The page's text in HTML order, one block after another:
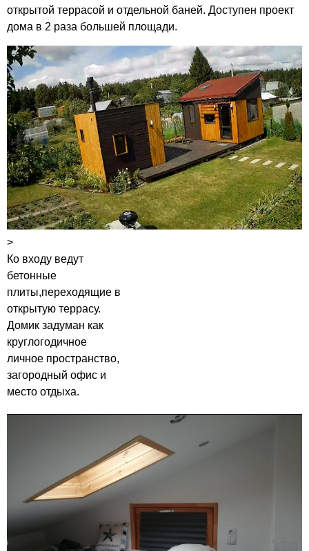
открытой террасой и отдельной баней. Доступен проект
дома в 2 раза большей площади.
>
Ко входу ведут
бетонные
плиты,переходящие в
открытую террасу.
Домик задуман как
круглогодичное
личное пространство,
загородный офис и
место отдыха.